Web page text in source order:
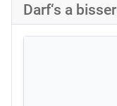
Darf‘s a